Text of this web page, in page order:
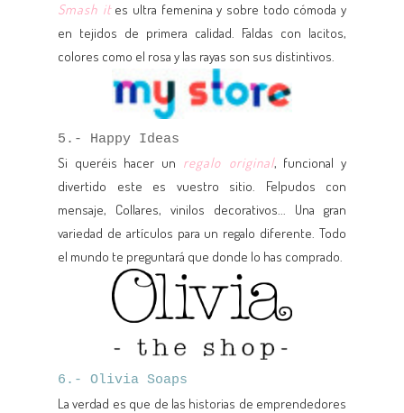
Smash ites ultra femenina y sobre todo cómoda y
en tejidos de primera calidad. Faldas con lacitos,
colores como el rosa y las rayas son sus distintivos.
5.- Happy Ideas
Si queréis hacer un regalo original, funcional y
divertido este es vuestro sitio. Felpudos con
mensaje, Collares, vinilos decorativos... Una gran
variedad de artículos para un regalo diferente. Todo
el mundo te preguntará que donde lo has comprado.
6.- Olivia Soaps
La verdad es que de las historias de emprendedores